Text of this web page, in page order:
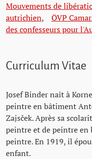
Mouvements de
autrichien, ÖVP
des confesseurs pour
Curriculum Vitae
Josef Binder naît à
peintre en bâtiment
Zajsček. Après sa
peintre et de peintre
peintre. En 1919, il
enfant.